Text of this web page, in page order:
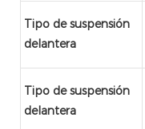
Tipo de suspensión
delantera
Tipo de suspensión
delantera